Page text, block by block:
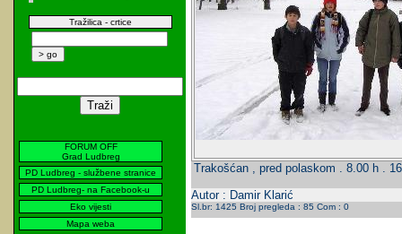
Tražilica - crtice
FORUM OFF
Grad Ludbreg
PD Ludbreg - službene stranice
PD Ludbreg- na Facebook-u
Eko vijesti
Mapa weba
Trakošćan , pred polaskom . 8.00 h .
Autor : Damir Klarić
Sl.br: 1425 Broj pregleda : 85 Com : 0